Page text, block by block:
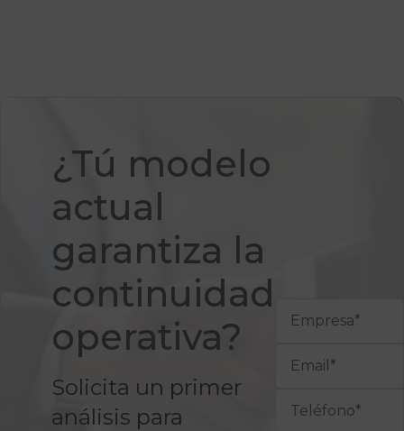
¿Tú modelo
actual
garantiza la
continuidad
operativa?
Solicita un primer
análisis para